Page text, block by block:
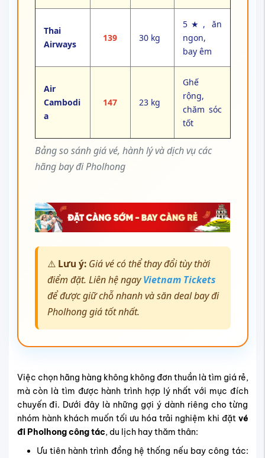
Bảng so sánh giá vé, hành lý và dịch vụ các
hãng bay đi Pholhong
Thai
Airways
139 30 kg
5★, ăn
ngon,
bay êm
Air
Cambodi
a
147 23 kg
Ghế
rộng,
chăm sóc
tốt
⚠️ Lưu ý: Giá vé có thể thay đổi tùy thời
điểm đặt. Liên hệ ngayVietnam Tickets
để được giữ chỗ nhanh và săn deal bay đi
Pholhong giá tốt nhất.
Việc chọn hãng hàng không không đơn thuần là tìm giá rẻ,
mà còn là tìm được hành trình hợp lý nhất với mục đích
chuyến đi. Dưới đây là những gợi ý dành riêng cho từng
nhóm hành khách muốn tối ưu hóa trải nghiệm khi đặt vé
đi Pholhong công tác, du lịch hay thăm thân:
Ưu tiên hành trình đồng hệ thống nếu bay công tác: